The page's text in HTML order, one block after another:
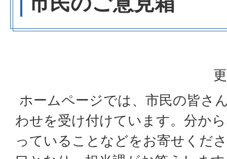
ホームページでは、市民の皆さ
わせを受け付けています。分か
っていることなどをお寄せくだ